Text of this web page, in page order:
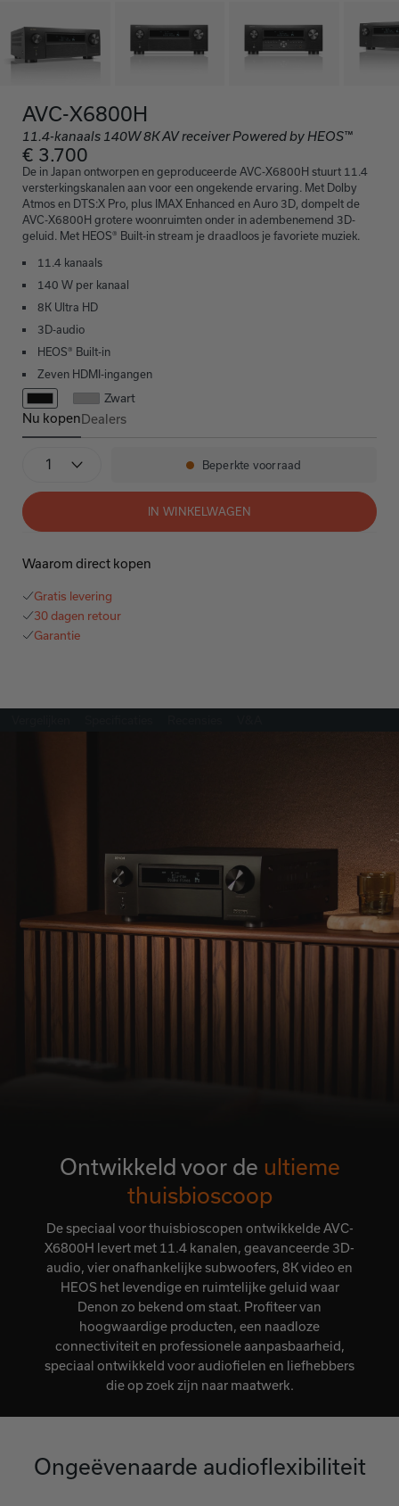
AVC-X6800H
11.4-kanaals 140W 8K AV receiver Powered by HEOS™
€ 3.700
De in Japan ontworpen en geproduceerde AVC-X6800H stuurt 11.4
versterkingskanalen aan voor een ongekende ervaring. Met Dolby
Atmos en DTS:X Pro, plus IMAX Enhanced en Auro 3D, dompelt de
AVC-X6800H grotere woonruimten onder in adembenemend 3D-
geluid. Met HEOS® Built-in stream je draadloos je favoriete muziek.
11.4 kanaals
140 W per kanaal
8K Ultra HD
3D-audio
HEOS® Built-in
Zeven HDMI-ingangen
Zwart
Nu kopen
AVC-X6800H
Dealers
Beschikbaarheid:
Beperkte voorraad
IN WINKELWAGEN
Waarom direct kopen
Gratis levering
30 dagen retour
Garantie
Ontwikkeld voor de ultieme
thuisbioscoop
De speciaal voor thuisbioscopen ontwikkelde AVC-
X6800H levert met 11.4 kanalen, geavanceerde 3D-
audio, vier onafhankelijke subwoofers, 8K video en
HEOS het levendige en ruimtelijke geluid waar
Denon zo bekend om staat. Profiteer van
hoogwaardige producten, een naadloze
connectiviteit en professionele aanpasbaarheid,
speciaal ontwikkeld voor audiofielen en liefhebbers
die op zoek zijn naar maatwerk.
Ongeëvenaarde audioflexibiliteit